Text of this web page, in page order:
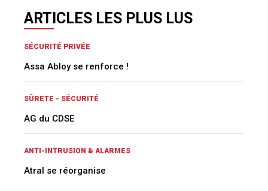
ARTICLES LES PLUS LUS
SÉCURITÉ PRIVÉE
Assa Abloy se renforce !
SÛRETE - SÉCURITÉ
AG du CDSE
ANTI-INTRUSION & ALARMES
Atral se réorganise